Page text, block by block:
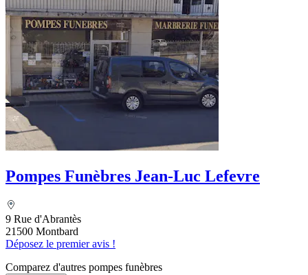
Pompes Funèbres Jean-Luc Lefevre
9 Rue d'Abrantès
21500 Montbard
Déposez le premier avis !
Comparez d'autres pompes funèbres